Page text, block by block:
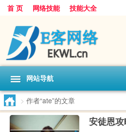
首 页 网络技能 技能大全
网站导航
> 作者“ate”的文章
安徒恩